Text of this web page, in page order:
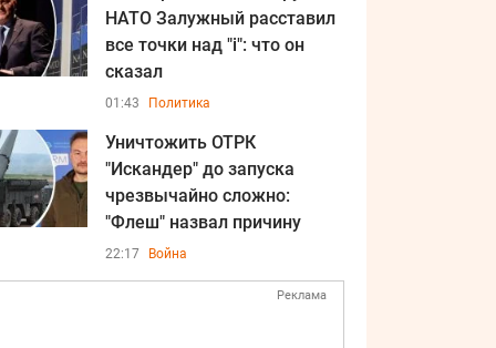
НАТО Залужный расставил
все точки над "i": что он
сказал
01:43 Политика
Уничтожить ОТРК
"Искандер" до запуска
чрезвычайно сложно:
"Флеш" назвал причину
22:17 Война
Реклама